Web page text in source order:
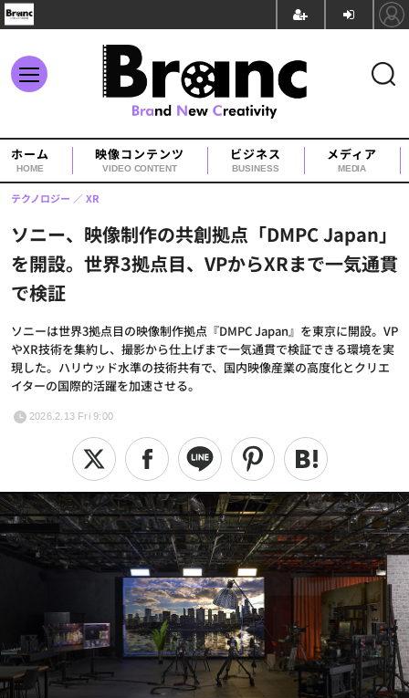
ホーム
HOME
映像コンテンツ
VIDEO CONTENT
ビジネス
BUSINESS
メディア
MEDIA
ソニー、映像制作の共創拠点「DMPC Japan」
を開設。世界3拠点目、VPからXRまで一気通貫
で検証
ソニーは世界3拠点目の映像制作拠点『DMPC Japan』を東京に開設。VP
やXR技術を集約し、撮影から仕上げまで一気通貫で検証できる環境を実
現した。ハリウッド水準の技術共有で、国内映像産業の高度化とクリエ
イターの国際的活躍を加速させる。
テクノロジー XR
2026.2.13 Fri 9:00